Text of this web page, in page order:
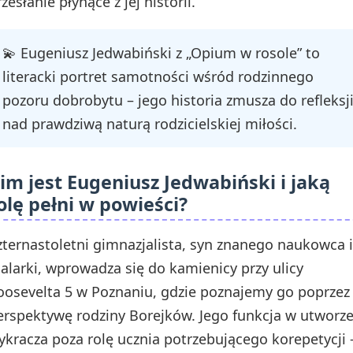
💫 Eugeniusz Jedwabiński z „Opium w rosole” to
literacki portret samotności wśród rodzinnego
pozoru dobrobytu – jego historia zmusza do refleksji
nad prawdziwą naturą rodzicielskiej miłości.
jest Eugeniusz Jedwabiński i jaką
pełni w powieści?
gimnazjalista, syn znanego naukowca i
wprowadza się do kamienicy przy ulicy
5 w Poznaniu, gdzie poznajemy go poprzez
rodziny Borejków. Jego funkcja w utworze
poza rolę ucznia potrzebującego korepetycji